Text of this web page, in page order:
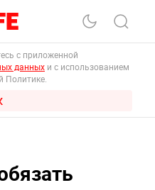
с приложенной
данных и с использованием
Политике.